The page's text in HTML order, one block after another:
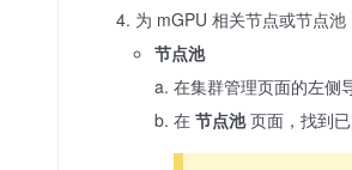
为 mGPU 相关节点或节点池
节点池
在集群管理页面的左侧
在 节点池页面，找到